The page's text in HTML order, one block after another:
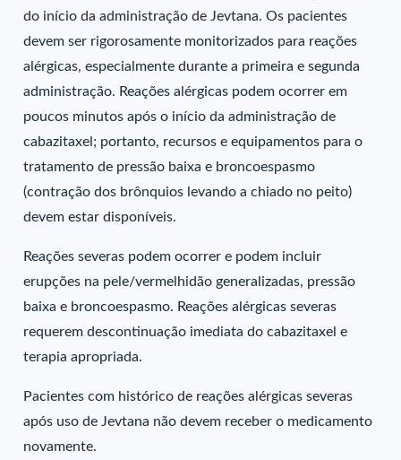
do início da administração de Jevtana. Os pacientes
devem ser rigorosamente monitorizados para reações
alérgicas, especialmente durante a primeira e segunda
administração. Reações alérgicas podem ocorrer em
poucos minutos após o início da administração de
cabazitaxel; portanto, recursos e equipamentos para o
tratamento de pressão baixa e broncoespasmo
(contração dos brônquios levando a chiado no peito)
devem estar disponíveis.
Reações severas podem ocorrer e podem incluir
erupções na pele/vermelhidão generalizadas, pressão
baixa e broncoespasmo. Reações alérgicas severas
requerem descontinuação imediata do cabazitaxel e
terapia apropriada.
Pacientes com histórico de reações alérgicas severas
após uso de Jevtana não devem receber o medicamento
novamente.